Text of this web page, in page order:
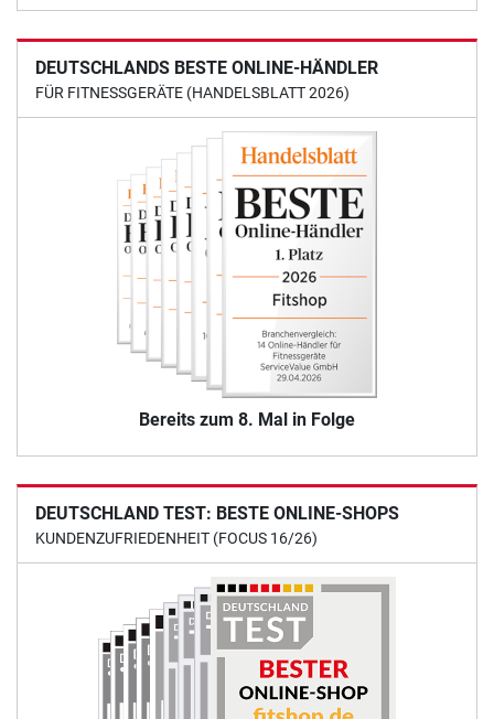
DEUTSCHLANDS BESTE ONLINE-HÄNDLER
FÜR FITNESSGERÄTE (HANDELSBLATT 2026)
Bereits zum 8. Mal in Folge
DEUTSCHLAND TEST: BESTE ONLINE-SHOPS
KUNDENZUFRIEDENHEIT (FOCUS 16/26)